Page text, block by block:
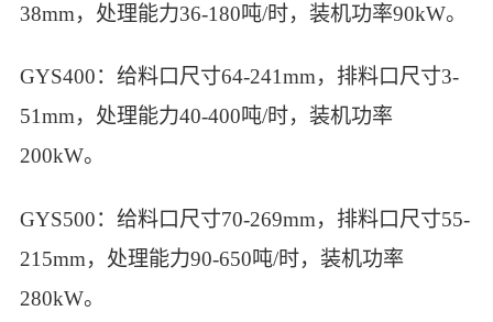
38mm，处理能力36-180吨/时，装机功率90kW。
GYS400：给料口尺寸64-241mm，排料口尺寸3-
51mm，处理能力40-400吨/时，装机功率
200kW。
GYS500：给料口尺寸70-269mm，排料口尺寸55-
215mm，处理能力90-650吨/时，装机功率
280kW。